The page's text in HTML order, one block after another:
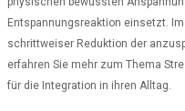
Entspannungsreaktion einsetzt.
schrittweiser Reduktion der
erfahren Sie mehr zum Thema
für die Integration in ihren Alltag.